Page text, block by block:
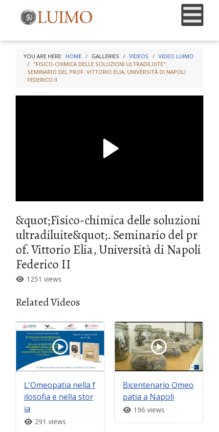
YOU ARE HERE: HOME GALLERIES VIDEOS
VIDEO LUIMO
"FISICO-CHIMICA DELLE SOLUZIONI ULTRADILUITE".
SEMINARIO DEL PROF. VITTORIO ELIA, UNIVERSITÀ DI NAPOLI
FEDERICO II
&quot;Fisico-chimica delle soluzioni
ultradiluite&quot;. Seminario del pr
of. Vittorio Elia, Università di Napoli
Federico II
1251 views
Related Videos
L'Omeopatia nella f
ilosofia e nella stor
ia
291 views
Bicentenario Omeo
patia a Napoli
196 views